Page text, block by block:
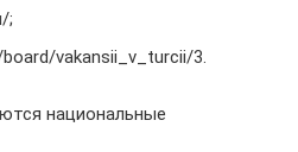
;
vakansii_v_turcii/3.
национальные